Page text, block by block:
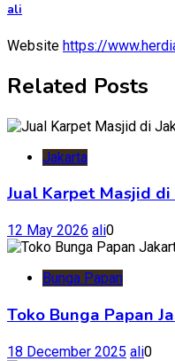
ali
Website https://
Related Posts
Jakarta
Jual Karpet Masjid
12 May 2026 ali0
Bunga Papan
Toko Bunga Papan
18 December 2025 ali0